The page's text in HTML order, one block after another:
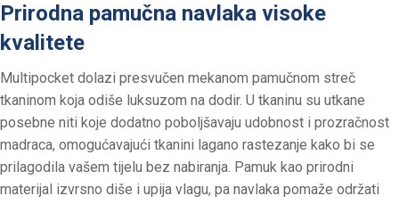
Prirodna pamučna navlaka visoke
kvalitete
Multipocket dolazi presvučen mekanom pamučnom streč
tkaninom koja odiše luksuzom na dodir. U tkaninu su utkane
posebne niti koje dodatno poboljšavaju udobnost i prozračnost
madraca, omogućavajući tkanini lagano rastezanje kako bi se
prilagodila vašem tijelu bez nabiranja. Pamuk kao prirodni
materijal izvrsno diše i upija vlagu, pa navlaka pomaže održati